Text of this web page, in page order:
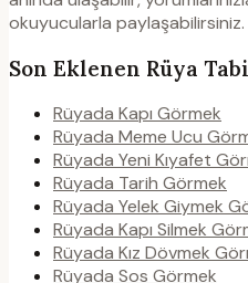
okuyucularla paylaşabilirsiniz.
Son Eklenen Rüya
Rüyada Kapı Görmek
Rüyada Meme Ucu
Rüyada Yeni Kıyafet
Rüyada Tarih Görmek
Rüyada Yelek Giymek
Rüyada Kapı Silmek
Rüyada Kız Dövmek
Rüyada Sos Görmek